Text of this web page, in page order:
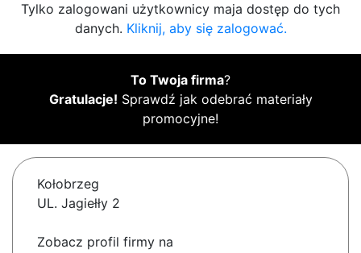
Tylko zalogowani użytkownicy maja dostęp do tych
danych. Kliknij, aby się zalogować.
To Twoja firma?
Gratulacje! Sprawdź jak odebrać materiały
promocyjne!
Kołobrzeg
UL. Jagiełły 2
Zobacz profil firmy na